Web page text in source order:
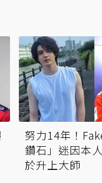
努力14年！
鑽石」迷因本
於升上大師